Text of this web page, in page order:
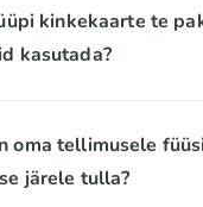
Chati kaudu.
Allahindlus
kinkekaarte te
kasutada?
kinkekaardid -
oma tellimusele
järele tulla?